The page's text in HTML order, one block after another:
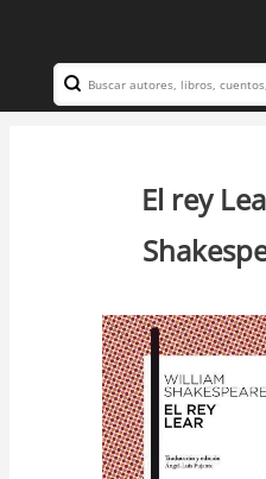
contenido
principal
Navegación
Search
El rey